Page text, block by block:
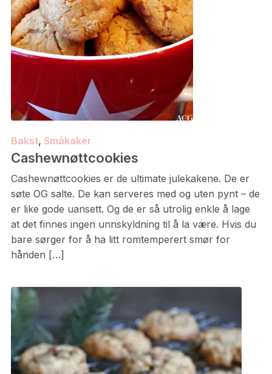
Bakst, Småkaker
Cashewnøttcookies
Cashewnøttcookies er de ultimate julekakene. De er
søte OG salte. De kan serveres med og uten pynt – de
er like gode uansett. Og de er så utrolig enkle å lage
at det finnes ingen unnskyldning til å la være. Hvis du
bare sørger for å ha litt romtemperert smør for
hånden […]